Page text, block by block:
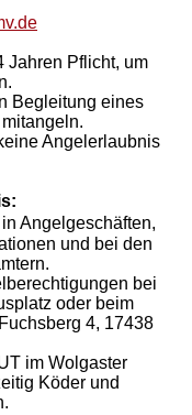
Jahren Pflicht, um
Begleitung eines
Angelerlaubnis
Angelgeschäften,
und bei den
bei
oder beim
4, 17438
im Wolgaster
Köder und